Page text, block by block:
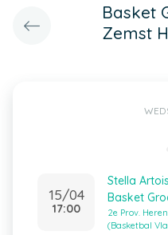
Basket
Zemst
15/04
17:00
Stella
Basket
2e Prov.
(Basketbal